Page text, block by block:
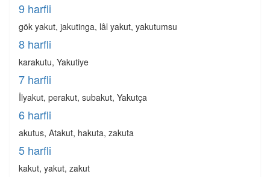
9 harfli
gök yakut, jakutinga, lâl yakut, yakutumsu
8 harfli
karakutu, Yakutiye
7 harfli
İlyakut, perakut, subakut, Yakutça
6 harfli
akutus, Atakut, hakuta, zakuta
5 harfli
kakut, yakut, zakut